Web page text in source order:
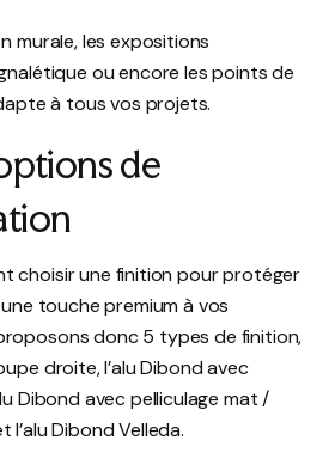
murale, les expositions
ou encore les points de
à tous vos projets.
de
choisir une finition pour protéger
touche premium à vos
donc 5 types de finition,
droite, l’alu Dibond avec
Dibond avec pelliculage mat /
Dibond Velleda.